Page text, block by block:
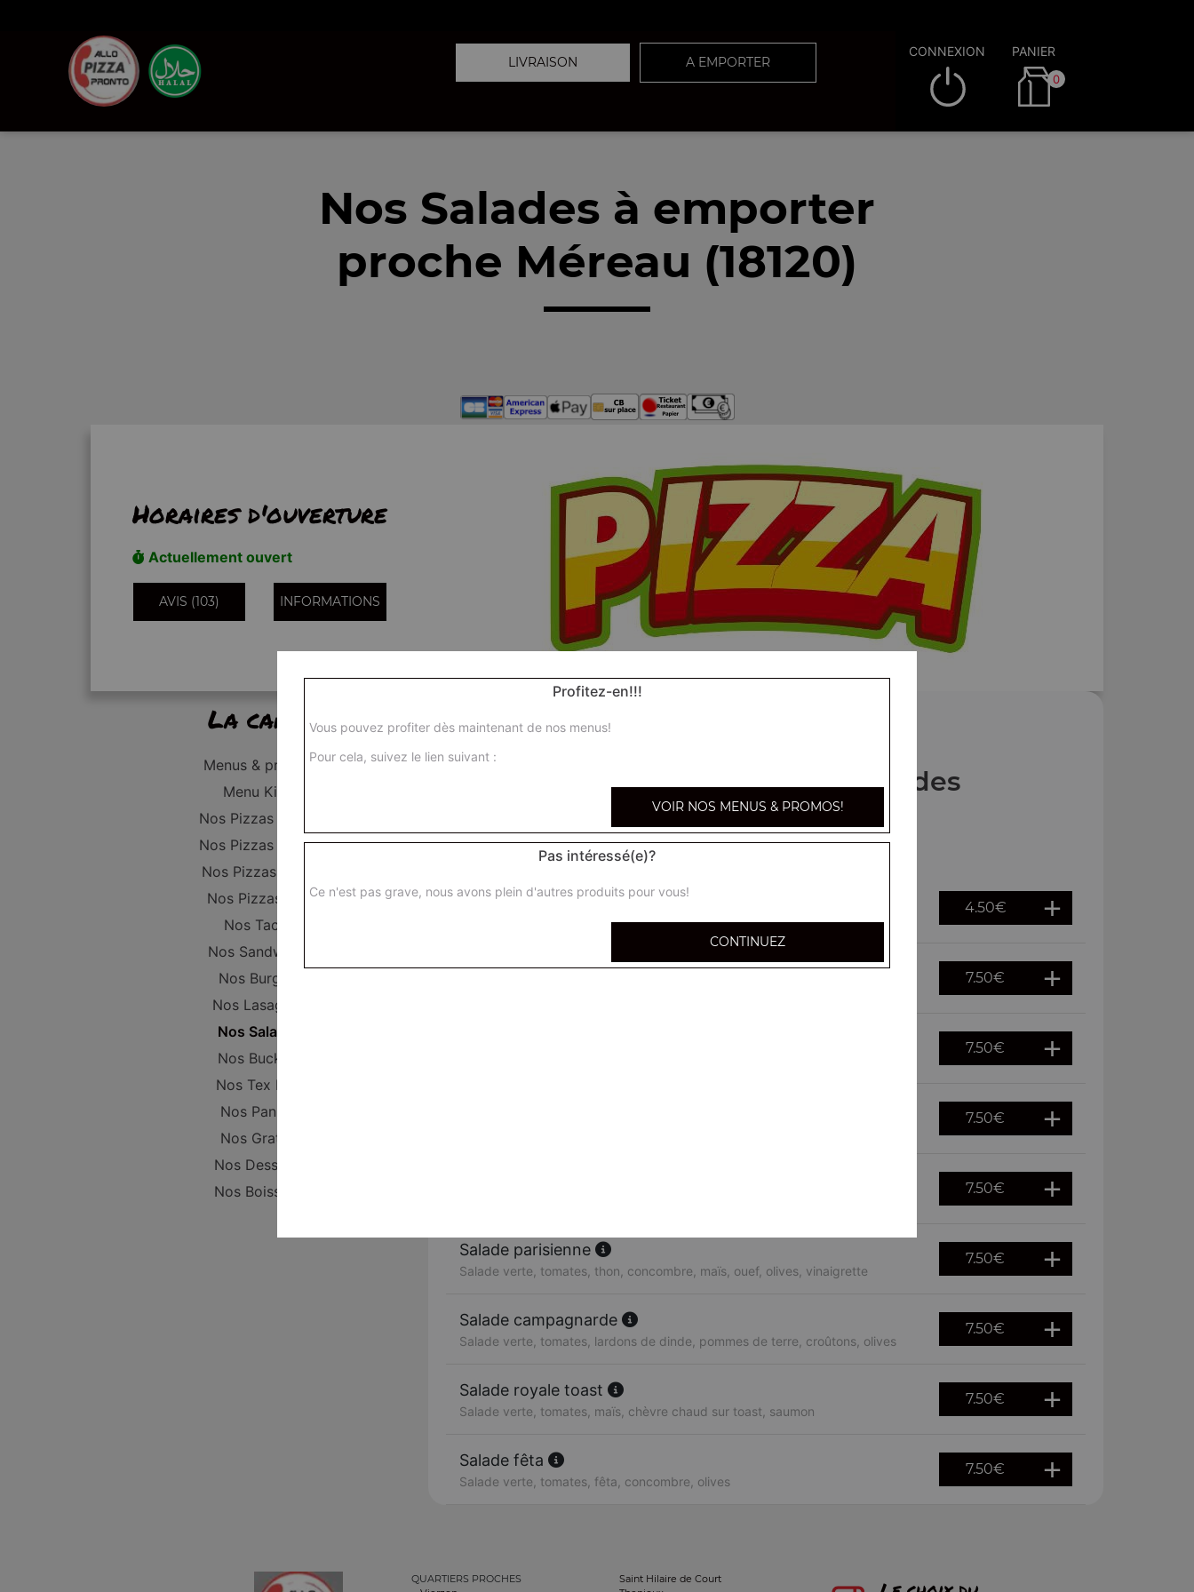
LIVRAISON A EMPORTER
CONNEXION PANIER
0
Nos Salades à emporter
proche Méreau (18120)
Horaires d'ouverture
Actuellement ouvert
AVIS (103) INFORMATIONS
La carte
Menus & promos
Menu Kid's
Nos Pizzas Junior
Nos Pizzas Sénior
Nos Pizzas Méga
Nos Pizzas XXL
Nos Tacos
Nos Sandwichs
Nos Burgers
Nos Lasagnes
Nos Salades
Nos Buckets
Nos Tex Mex
Nos Paninis
Nos Gratins
Nos Desserts
Nos Boissons
Nos Salades
Salade classic 4.50€
Salade avocat crabe 7.50€
7.50€
7.50€
7.50€
Salade parisienne
Salade verte, tomates, thon, concombre, maïs, ouef, olives, vinaigrette
7.50€
Salade campagnarde
Salade verte, tomates, lardons de dinde, pommes de terre, croûtons, olives
7.50€
Salade royale toast
Salade verte, tomates, maïs, chèvre chaud sur toast, saumon
7.50€
Salade fêta
Salade verte, tomates, fêta, concombre, olives
7.50€
QUARTIERS PROCHES
Saint Hilaire de Court
Profitez-en!!!
Vous pouvez profiter dès maintenant de nos menus!
Pour cela, suivez le lien suivant :
VOIR NOS MENUS & PROMOS!
Pas intéressé(e)?
Ce n'est pas grave, nous avons plein d'autres produits pour vous!
CONTINUEZ